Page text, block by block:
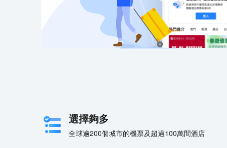
選擇夠多
全球逾200個城市的機票及超過100萬間酒店